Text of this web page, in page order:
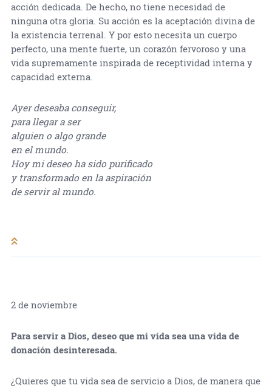
acción dedicada. De hecho, no tiene necesidad de
ninguna otra gloria. Su acción es la aceptación divina de
la existencia terrenal. Y por esto necesita un cuerpo
perfecto, una mente fuerte, un corazón fervoroso y una
vida supremamente inspirada de receptividad interna y
capacidad externa.
Ayer deseaba conseguir,
para llegar a ser
alguien o algo grande
en el mundo.
Hoy mi deseo ha sido purificado
y transformado en la aspiración
de servir al mundo.
2 de noviembre
Para servir a Dios, deseo que mi vida sea una vida de
donación desinteresada.
¿Quieres que tu vida sea de servicio a Dios, de manera que